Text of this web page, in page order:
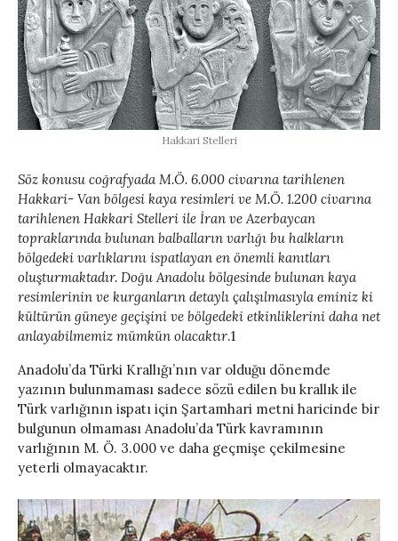
Hakkari Stelleri
Söz konusu coğrafyada M.Ö. 6.000 civarına tarihlenen
Hakkari- Van bölgesi kaya resimleri ve M.Ö. 1.200 civarına
tarihlenen Hakkari Stelleri ile İran ve Azerbaycan
topraklarında bulunan balbalların varlığı bu halkların
bölgedeki varlıklarını ispatlayan en önemli kanıtları
oluşturmaktadır. Doğu Anadolu bölgesinde bulunan kaya
resimlerinin ve kurganların detaylı çalışılmasıyla eminiz ki
kültürün güneye geçişini ve bölgedeki etkinliklerini daha net
anlayabilmemiz mümkün olacaktır.1
Anadolu’da Türki Krallığı’nın var olduğu dönemde
yazının bulunmaması sadece sözü edilen bu krallık ile
Türk varlığının ispatı için Şartamhari metni haricinde bir
bulgunun olmaması Anadolu’da Türk kavramının
varlığının M. Ö. 3.000 ve daha geçmişe çekilmesine
yeterli olmayacaktır.